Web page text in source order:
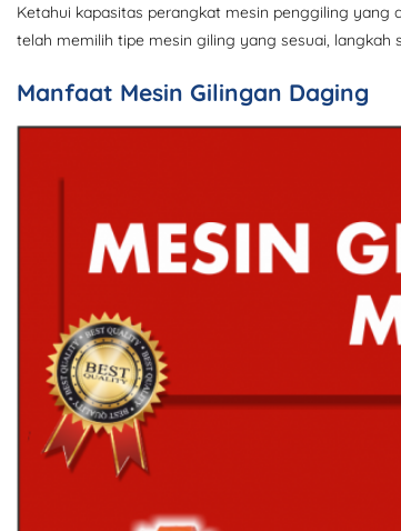
Ketahui kapasitas perangkat mesin penggiling yang
telah memilih tipe mesin giling yang sesuai,
Manfaat Mesin Gilingan Daging